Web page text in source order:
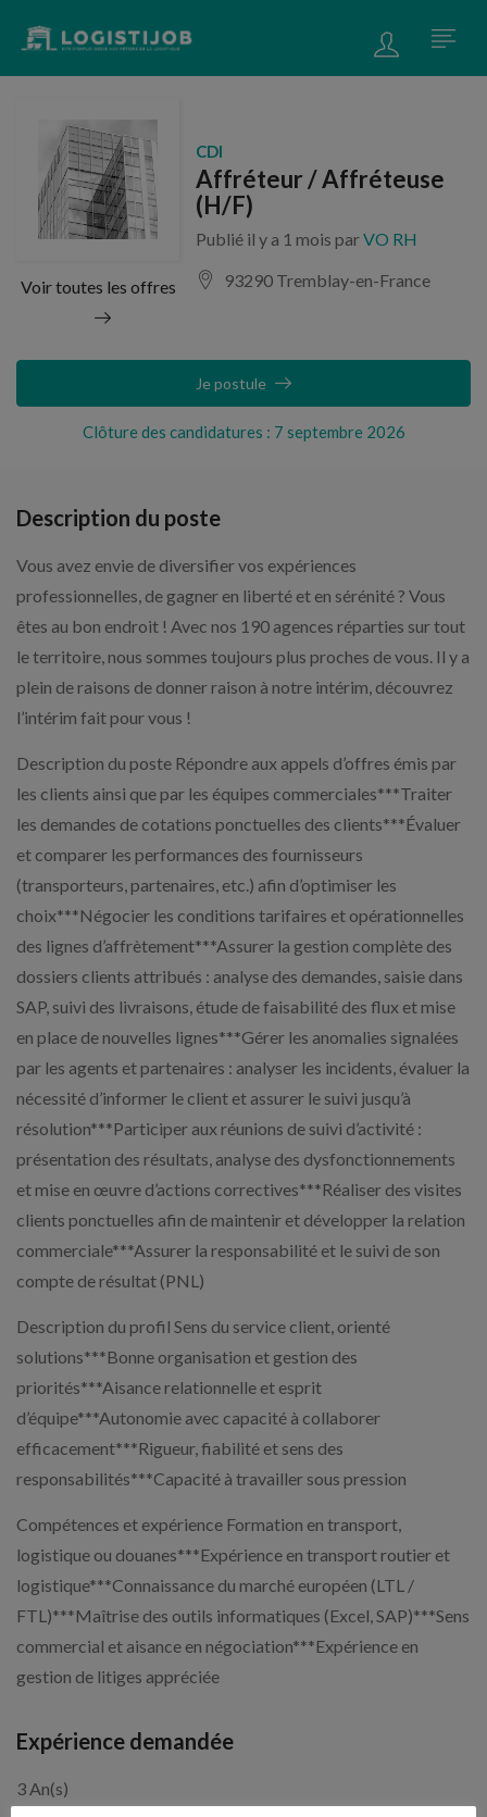
Voir toutes les offres
CDI
Affréteur / Affréteuse
(H/F)
Publié il y a 1 mois parVO RH
93290 Tremblay-en-France
Clôture des candidatures : 7 septembre 2026
Je postule
Description du poste
Vous avez envie de diversifier vos expériences
professionnelles, de gagner en liberté et en sérénité ? Vous
êtes au bon endroit ! Avec nos 190 agences réparties sur tout
le territoire, nous sommes toujours plus proches de vous. Il y a
plein de raisons de donner raison à notre intérim, découvrez
l’intérim fait pour vous !
Description du poste Répondre aux appels d’offres émis par
les clients ainsi que par les équipes commerciales***Traiter
les demandes de cotations ponctuelles des clients***Évaluer
et comparer les performances des fournisseurs
(transporteurs, partenaires, etc.) afin d’optimiser les
choix***Négocier les conditions tarifaires et opérationnelles
des lignes d’affrètement***Assurer la gestion complète des
dossiers clients attribués : analyse des demandes, saisie dans
SAP, suivi des livraisons, étude de faisabilité des flux et mise
en place de nouvelles lignes***Gérer les anomalies signalées
par les agents et partenaires : analyser les incidents, évaluer la
nécessité d’informer le client et assurer le suivi jusqu’à
résolution***Participer aux réunions de suivi d’activité :
présentation des résultats, analyse des dysfonctionnements
et mise en œuvre d’actions correctives***Réaliser des visites
clients ponctuelles afin de maintenir et développer la relation
commerciale***Assurer la responsabilité et le suivi de son
compte de résultat (PNL)
Description du profil Sens du service client, orienté
solutions***Bonne organisation et gestion des
priorités***Aisance relationnelle et esprit
d’équipe***Autonomie avec capacité à collaborer
efficacement***Rigueur, fiabilité et sens des
responsabilités***Capacité à travailler sous pression
Compétences et expérience Formation en transport,
logistique ou douanes***Expérience en transport routier et
logistique***Connaissance du marché européen (LTL /
FTL)***Maîtrise des outils informatiques (Excel, SAP)***Sens
commercial et aisance en négociation***Expérience en
gestion de litiges appréciée
Expérience demandée
3 An(s)